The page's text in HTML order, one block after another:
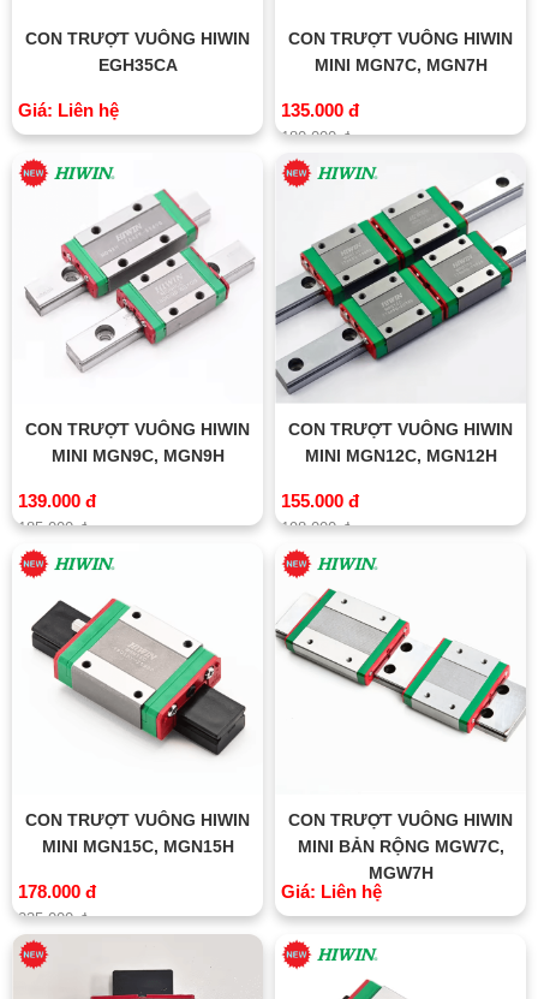
CON TRƯỢT VUÔNG HIWIN
EGH35CA
Giá: Liên hệ
CON TRƯỢT VUÔNG HIWIN
MINI MGN7C, MGN7H
135.000 đ
180.000 đ
CON TRƯỢT VUÔNG HIWIN
MINI MGN9C, MGN9H
139.000 đ
185.000 đ
CON TRƯỢT VUÔNG HIWIN
MINI MGN12C, MGN12H
155.000 đ
198.000 đ
CON TRƯỢT VUÔNG HIWIN
MINI MGN15C, MGN15H
178.000 đ
235.000 đ
CON TRƯỢT VUÔNG HIWIN
MINI BẢN RỘNG MGW7C,
MGW7H
Giá: Liên hệ